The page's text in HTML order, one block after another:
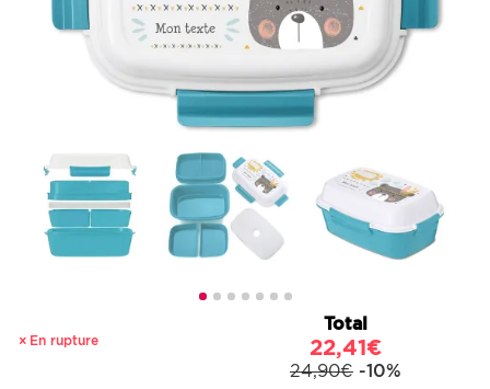
En rupture
Total
22,41€
24,90€ -10%